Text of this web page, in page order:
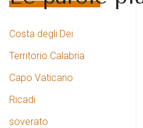
Costa degli Dei
Territorio Calabria
Capo Vaticano
Ricadi
soverato